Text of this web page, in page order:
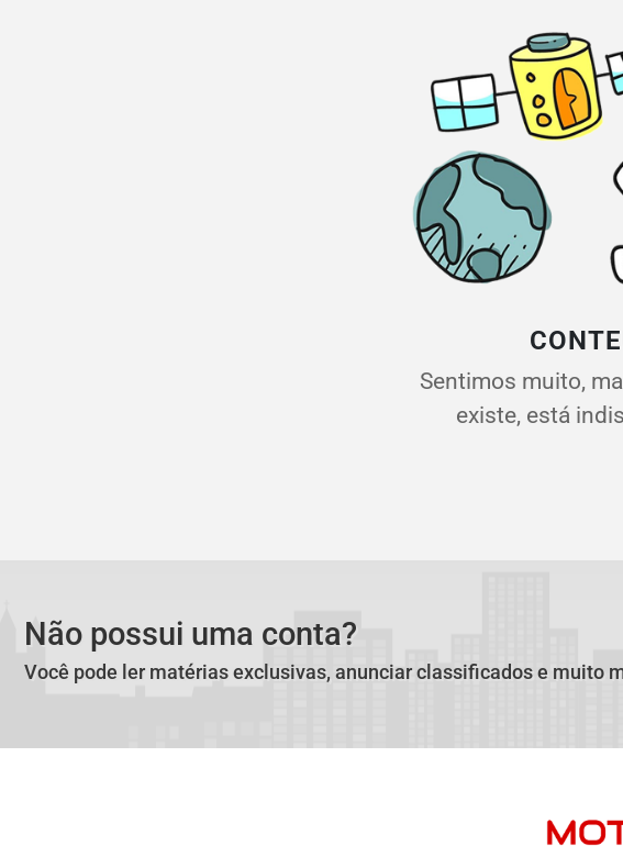
Sentimos muito,
existe, está
Não possui uma conta?
Você pode ler matérias exclusivas, anunciar classificados e muito